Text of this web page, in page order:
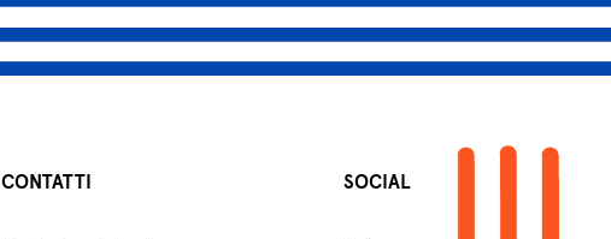
Testimonianze
Fund raising
CONTATTI SOCIAL